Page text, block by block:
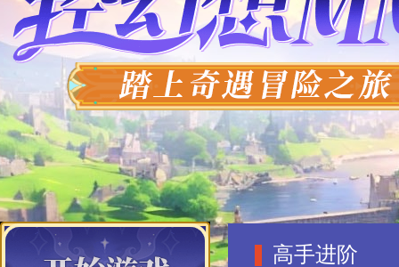
高手进阶